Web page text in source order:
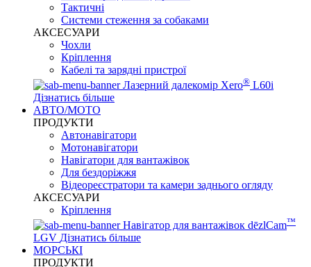
Тактичні
Системи стеження за собаками
АКСЕСУАРИ
Чохли
Кріплення
Кабелі та зарядні пристрої
Лазерний далекомір Xero® L60i
Дізнатись більше
АВТО/МОТО
ПРОДУКТИ
Автонавігатори
Мотонавігатори
Навігатори для вантажівок
Для бездоріжжя
Відеореєстратори та камери заднього огляду
АКСЕСУАРИ
Кріплення
Навігатор для вантажівок dēzlCam™
LGV Дізнатись більше
МОРСЬКІ
ПРОДУКТИ